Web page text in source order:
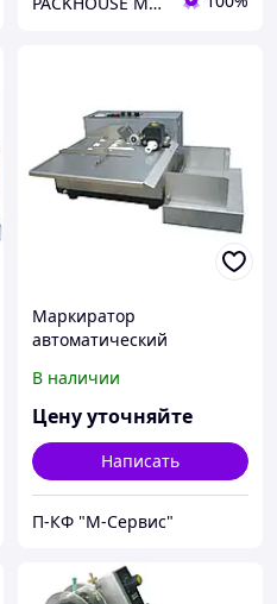
Маркиратор
автоматический
В наличии
Цену уточняйте
Написать
П-КФ "М-Сервис"